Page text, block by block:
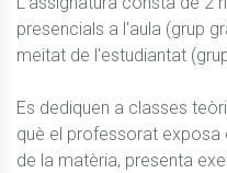
presencials a l'aula (grup
meitat de l'estudiantat
Es dediquen a classes
què el professorat
de la matèria, presenta